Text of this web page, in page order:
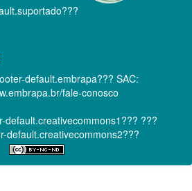
default.embrapa??? SAC:
fale-conosco
default.creativecommons1??? ???
default.creativecommons2???